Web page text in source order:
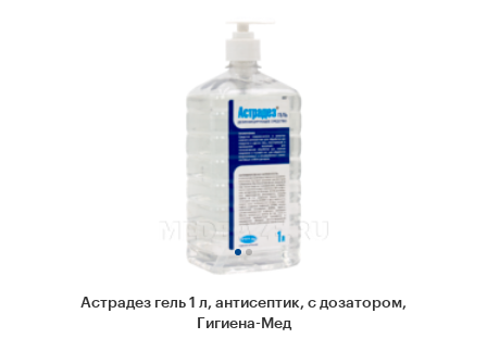
Астрадез гель 1 л, антисептик, с дозатором,
Гигиена-Мед